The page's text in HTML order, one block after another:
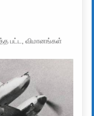
பட்ட விமானங்கள்